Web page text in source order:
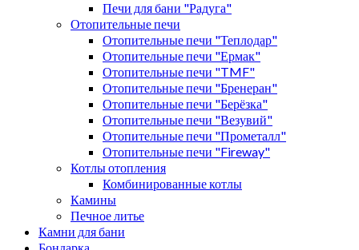
Печи для бани "Радуга"
Отопительные печи
Отопительные печи "Теплодар"
Отопительные печи "Ермак"
Отопительные печи "TMF"
Отопительные печи "Бренеран"
Отопительные печи "Берёзка"
Отопительные печи "Везувий"
Отопительные печи "Прометалл"
Отопительные печи "Fireway"
Котлы отопления
Комбинированные котлы
Камины
Печное литье
Камни для бани